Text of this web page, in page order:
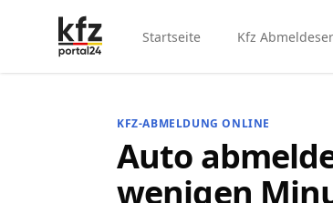
Startseite Kfz
KFZ-ABMELDUNG ONLINE
Auto
wenigen